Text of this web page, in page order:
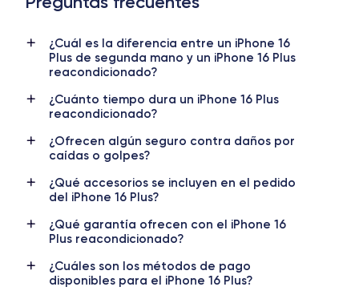
¿Cuál es la diferencia entre un iPhone 16
Plus de segunda mano y un iPhone 16 Plus
reacondicionado?
¿Cuánto tiempo dura un iPhone 16 Plus
reacondicionado?
¿Ofrecen algún seguro contra daños por
caídas o golpes?
¿Qué accesorios se incluyen en el pedido
del iPhone 16 Plus?
¿Qué garantía ofrecen con el iPhone 16
Plus reacondicionado?
¿Cuáles son los métodos de pago
disponibles para el iPhone 16 Plus?